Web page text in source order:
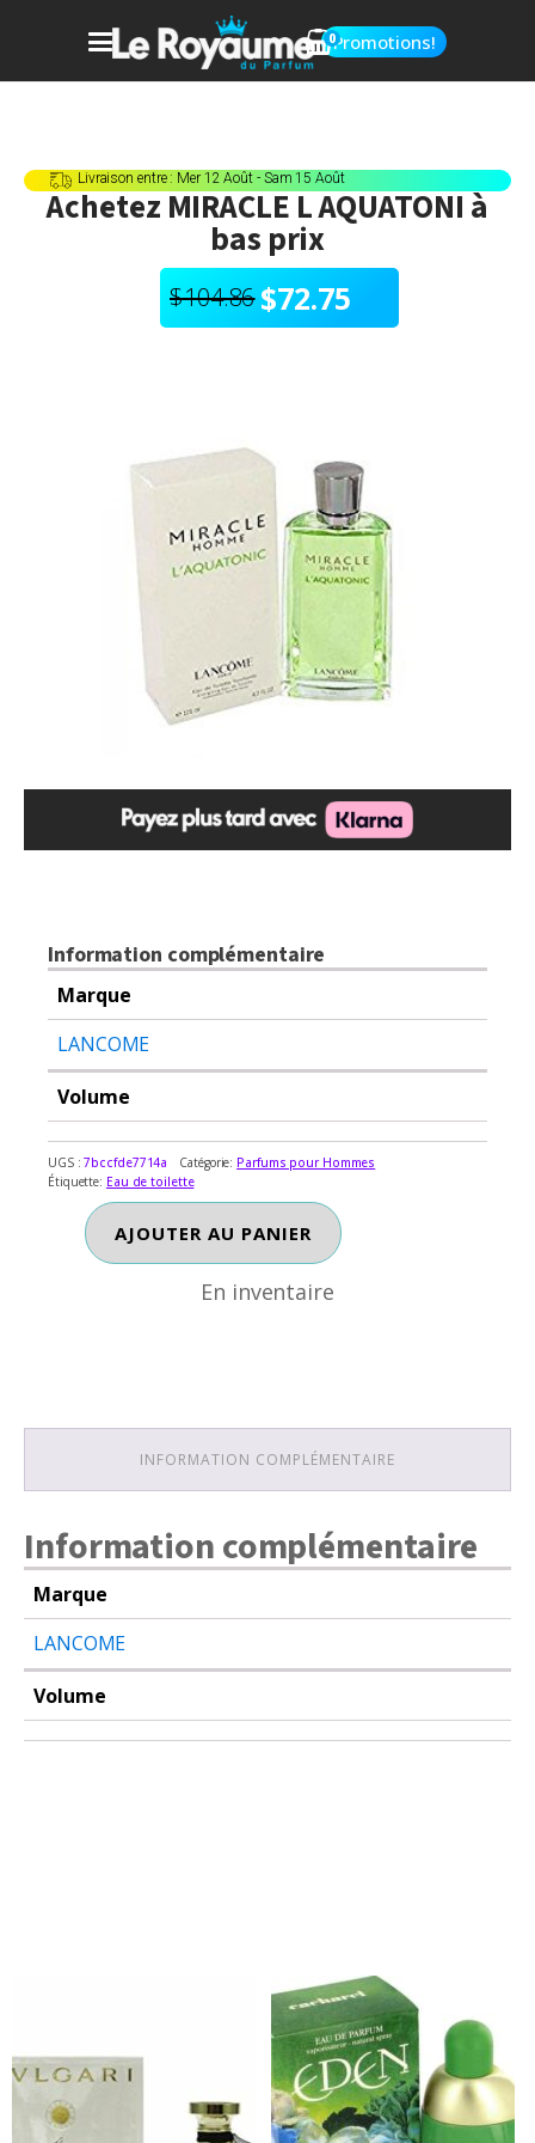
0Promotions!
Livraison entre : Mer 12 Août - Sam 15 Août
AchetezMIRACLE L AQUATONIà
bas prix
$104.86
Le
était :
$104.86.
$72.75
Le
est :
$72.75.
Information complémentaire
Marque
LANCOME
Volume
UGS :7bccfde7714a Catégorie: Parfums pour Hommes
Étiquette: Eau de toilette
quantité
de
MIRACLE
AJOUTER AU PANIER
En inventaire
INFORMATION COMPLÉMENTAIRE
Information complémentaire
Marque
LANCOME
Volume